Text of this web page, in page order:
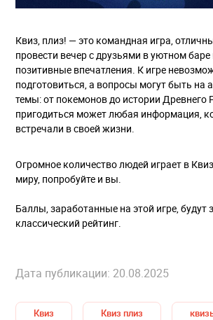
Квиз, плиз! — это командная игра,
провести вечер с друзьями в уютном
позитивные впечатления. К игре
подготовиться, а вопросы могут быть на
темы: от покемонов до истории Древнего
пригодиться может любая информация,
встречали в своей жизни.
Огромное количество людей играет в
миру, попробуйте и вы.
Баллы, заработанные на этой игре, будут
классический рейтинг.
Дата публикации: 20.08.2025
Квиз Квиз плиз